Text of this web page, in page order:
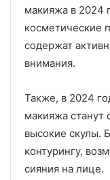
макияжа в 2024
косметические
содержат
внимания.
Также, в 2024
макияжа
высокие скулы.
контурингу,
сияния на лице.